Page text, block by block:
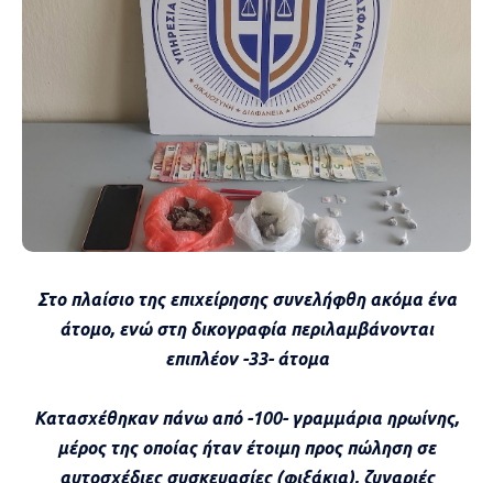
Στο πλαίσιο της επιχείρησης συνελήφθη ακόμα ένα
άτομο, ενώ στη δικογραφία περιλαμβάνονται
επιπλέον -33- άτομα
Κατασχέθηκαν πάνω από -100- γραμμάρια ηρωίνης,
μέρος της οποίας ήταν έτοιμη προς πώληση σε
αυτοσχέδιες συσκευασίες (φιξάκια), ζυγαριές